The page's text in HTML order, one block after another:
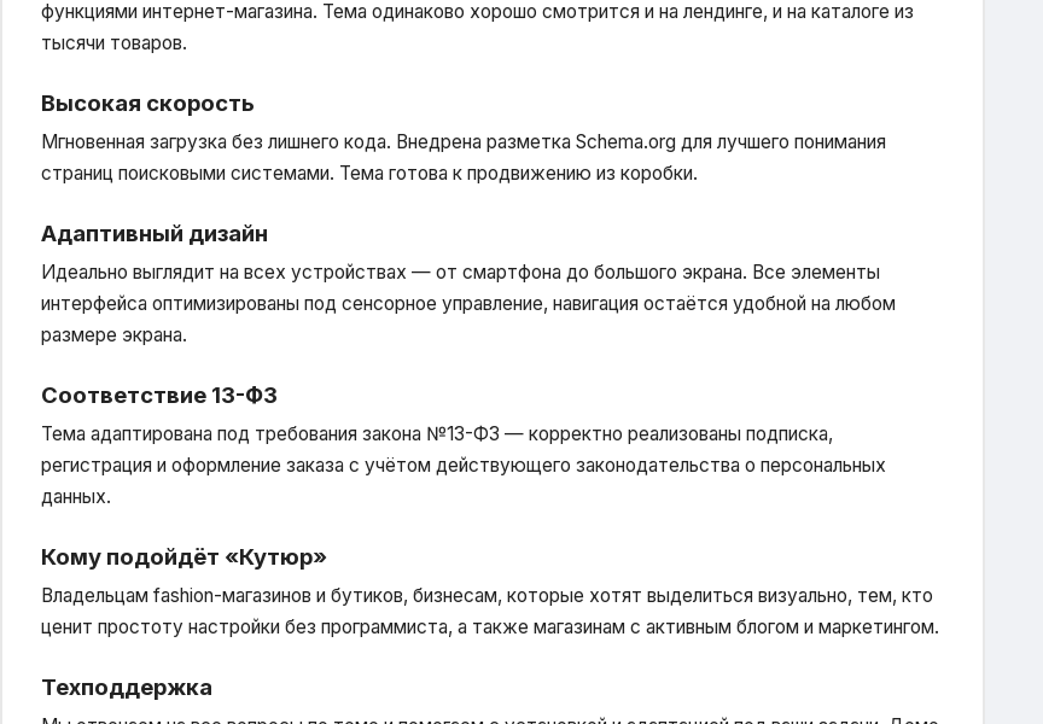
функциями интернет-магазина. Тема одинаково хорошо смотрится и на лендинге, и на каталоге из
тысячи товаров.
Высокая скорость
Мгновенная загрузка без лишнего кода. Внедрена разметка Schema.org для лучшего понимания
страниц поисковыми системами. Тема готова к продвижению из коробки.
Адаптивный дизайн
Идеально выглядит на всех устройствах — от смартфона до большого экрана. Все элементы
интерфейса оптимизированы под сенсорное управление, навигация остаётся удобной на любом
размере экрана.
Соответствие 13-ФЗ
Тема адаптирована под требования закона №13-ФЗ — корректно реализованы подписка,
регистрация и оформление заказа с учётом действующего законодательства о персональных
данных.
Кому подойдёт «Кутюр»
Владельцам fashion-магазинов и бутиков, бизнесам, которые хотят выделиться визуально, тем, кто
ценит простоту настройки без программиста, а также магазинам с активным блогом и маркетингом.
Техподдержка